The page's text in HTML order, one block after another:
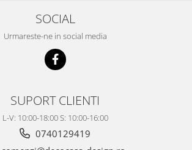
SOCIAL
Urmareste-ne in social media
SUPORT CLIENTI
L-V: 10:00-18:00 S: 10:00-16:00
0740129419